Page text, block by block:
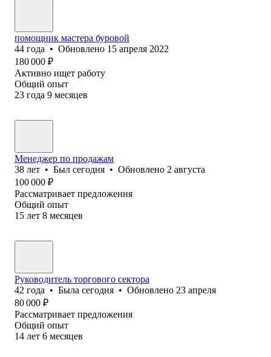
помощник мастера буровой
44 года • Обновлено 15 апреля 2022
180 000 ₽
Активно ищет работу
Общий опыт
23 года 9 месяцев
Менеджер по продажам
38 лет • Был сегодня • Обновлено 2 августа
100 000 ₽
Рассматривает предложения
Общий опыт
15 лет 8 месяцев
Руководитель торгового сектора
42 года • Была сегодня • Обновлено 23 апреля
80 000 ₽
Рассматривает предложения
Общий опыт
14 лет 6 месяцев